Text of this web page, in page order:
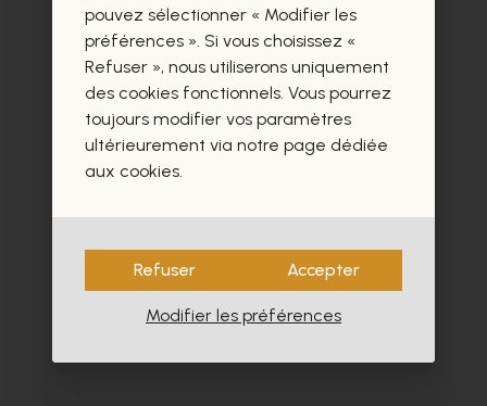
- 60%
pouvez sélectionner « Modifier les
préférences ». Si vous choisissez «
Refuser », nous utiliserons uniquement
des cookies fonctionnels. Vous pourrez
toujours modifier vos paramètres
ultérieurement via notre page dédiée
aux cookies.
Refuser Accepter
Modifier les préférences